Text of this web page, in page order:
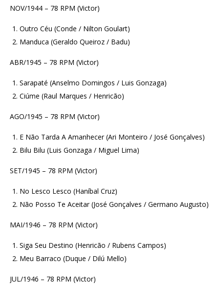
NOV/1944 – 78 RPM (Victor)
Outro Céu (Conde / Nilton Goulart)
Manduca (Geraldo Queiroz / Badu)
ABR/1945 – 78 RPM (Victor)
Sarapaté (Anselmo Domingos / Luis Gonzaga)
Ciúme (Raul Marques / Henricão)
AGO/1945 – 78 RPM (Victor)
E Não Tarda A Amanhecer (Ari Monteiro / José Gonçalves)
Bilu Bilu (Luis Gonzaga / Miguel Lima)
SET/1945 – 78 RPM (Victor)
No Lesco Lesco (Haníbal Cruz)
Não Posso Te Aceitar (José Gonçalves / Germano Augusto)
MAI/1946 – 78 RPM (Victor)
Siga Seu Destino (Henricão / Rubens Campos)
Meu Barraco (Duque / Dilú Mello)
JUL/1946 – 78 RPM (Victor)